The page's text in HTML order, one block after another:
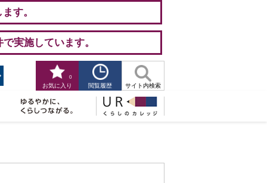
す。
実施しています。
お気に入り
0
閲覧履歴 サイト内検索